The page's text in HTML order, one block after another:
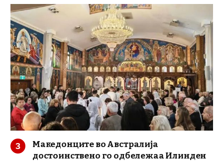
Македонците во Австралија
достоинствено го одбележаа Илинден